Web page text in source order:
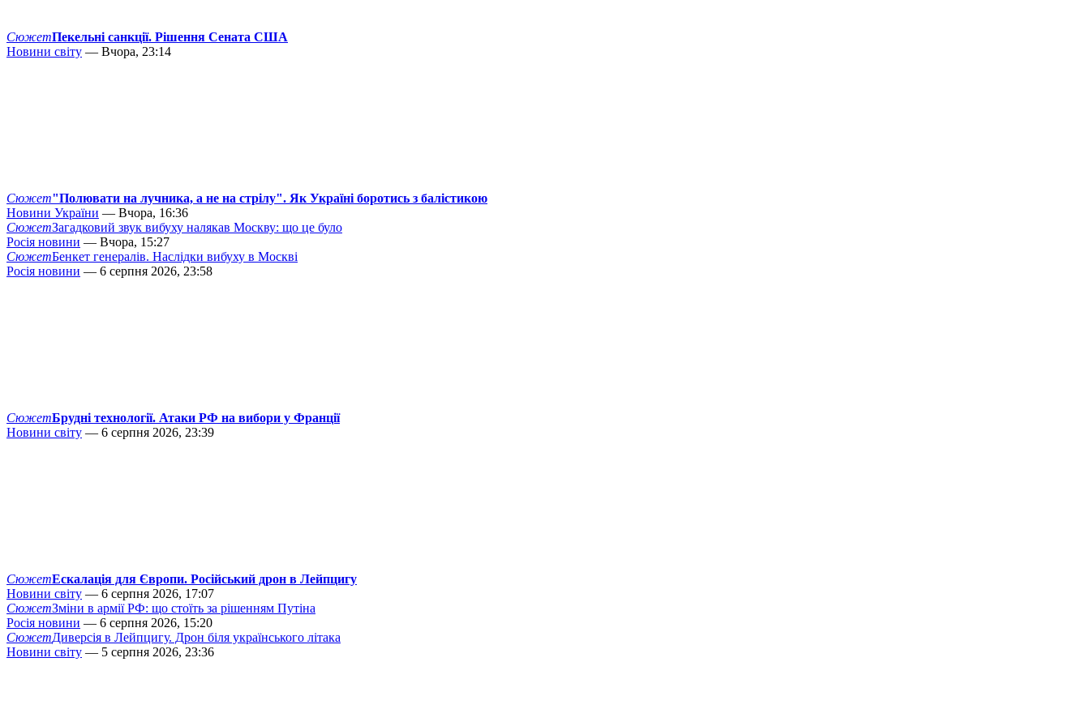
СюжетПекельні санкції. Рішення Сената США
Новини світу — Вчора, 23:14
Сюжет"Полювати на лучника, а не на стрілу". Як Україні боротись з балістикою
Новини України — Вчора, 16:36
СюжетЗагадковий звук вибуху налякав Москву: що це було
Росія новини — Вчора, 15:27
СюжетБенкет генералів. Наслідки вибуху в Москві
Росія новини — 6 серпня 2026, 23:58
СюжетБрудні технології. Атаки РФ на вибори у Франції
Новини світу — 6 серпня 2026, 23:39
СюжетЕскалація для Європи. Російський дрон в Лейпцигу
Новини світу — 6 серпня 2026, 17:07
СюжетЗміни в армії РФ: що стоїть за рішенням Путіна
Росія новини — 6 серпня 2026, 15:20
СюжетДиверсія в Лейпцигу. Дрон біля українського літака
Новини світу — 5 серпня 2026, 23:36